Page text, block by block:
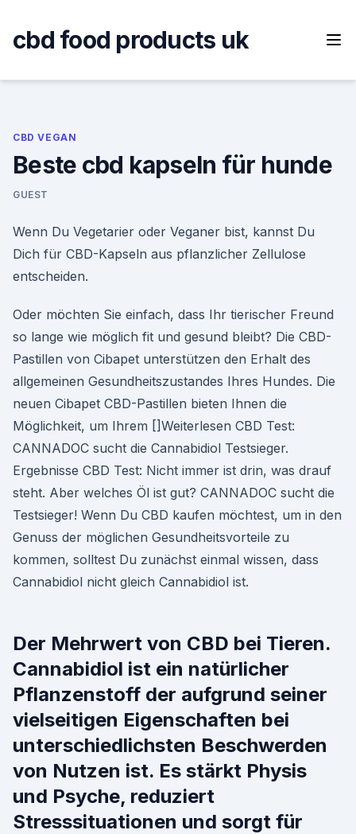
content
cbd food products uk
CBD VEGAN
Beste cbd kapseln für hunde
GUEST
Wenn Du Vegetarier oder Veganer bist, kannst Du
Dich für CBD-Kapseln aus pflanzlicher Zellulose
entscheiden.
Oder möchten Sie einfach, dass Ihr tierischer Freund
so lange wie möglich fit und gesund bleibt? Die CBD-
Pastillen von Cibapet unterstützen den Erhalt des
allgemeinen Gesundheitszustandes Ihres Hundes. Die
neuen Cibapet CBD-Pastillen bieten Ihnen die
Möglichkeit, um Ihrem []Weiterlesen CBD Test:
CANNADOC sucht die Cannabidiol Testsieger.
Ergebnisse CBD Test: Nicht immer ist drin, was drauf
steht. Aber welches Öl ist gut? CANNADOC sucht die
Testsieger! Wenn Du CBD kaufen möchtest, um in den
Genuss der möglichen Gesundheitsvorteile zu
kommen, solltest Du zunächst einmal wissen, dass
Cannabidiol nicht gleich Cannabidiol ist.
Der Mehrwert von CBD bei Tieren.
Cannabidiol ist ein natürlicher
Pflanzenstoff der aufgrund seiner
vielseitigen Eigenschaften bei
unterschiedlichsten Beschwerden
von Nutzen ist. Es stärkt Physis
und Psyche, reduziert
Stresssituationen und sorgt für